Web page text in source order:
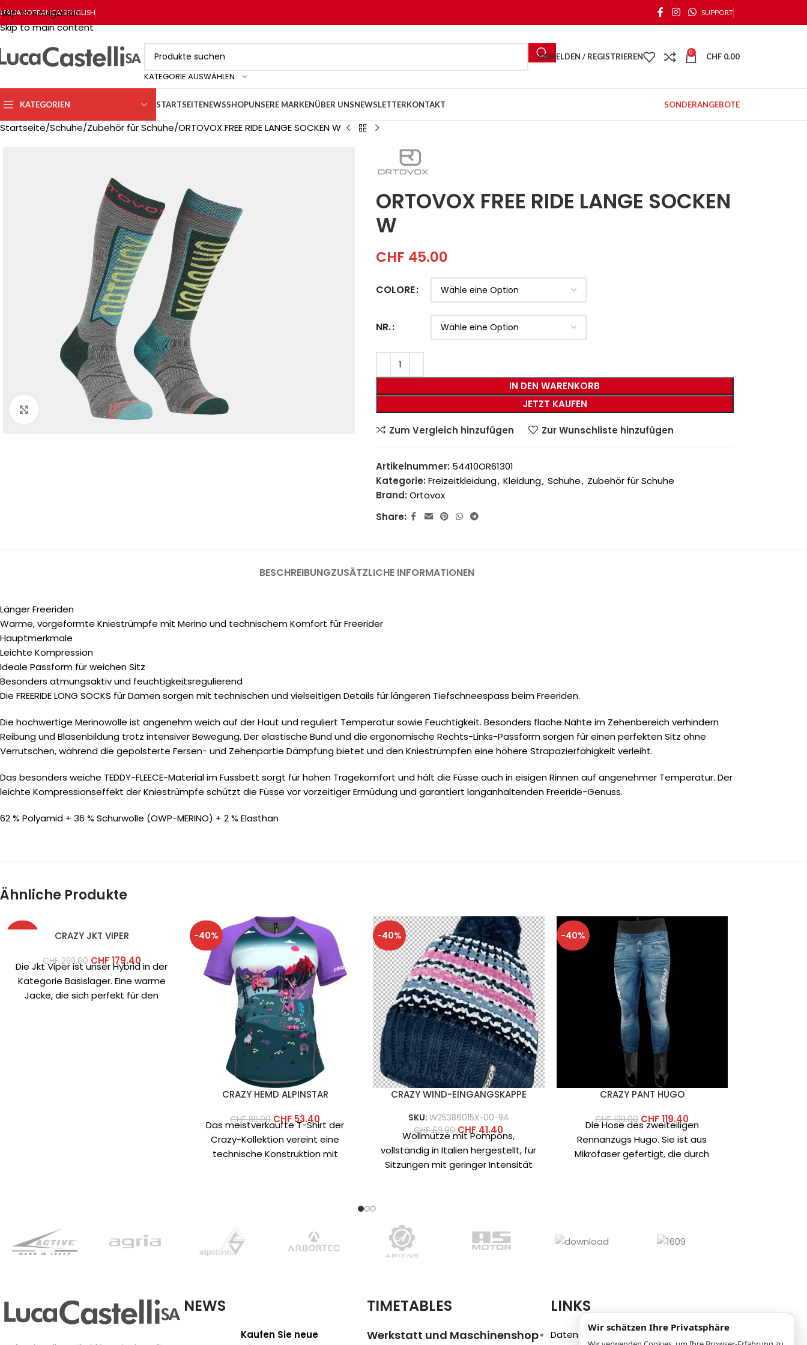
Skip to navigation
Skip to main content
ITALIANOFRANÇAISENGLISH SUPPORT
KATEGORIE AUSWÄHLEN
ANMELDEN / REGISTRIEREN 0 CHF 0.00
KATEGORIEN STARTSEITENEWSSHOPUNSERE MARKENÜBER UNSNEWSLETTERKONTAKT SONDERANGEBOTE
Startseite Schuhe Zubehör für Schuhe ORTOVOX FREE RIDE LANGE SOCKEN W
Click to enlarge
ORTOVOX FREE RIDE LANGE SOCKEN
W
CHF 45.00
COLORE
NR.
IN DEN WARENKORB
JETZT KAUFEN
Zum Vergleich hinzufügen Zur Wunschliste hinzufügen
Artikelnummer: 54410OR61301
Kategorie: Freizeitkleidung, Kleidung, Schuhe, Zubehör für Schuhe
Brand: Ortovox
Share:
BESCHREIBUNGZUSÄTZLICHE INFORMATIONEN
Länger Freeriden
Warme, vorgeformte Kniestrümpfe mit Merino und technischem Komfort für Freerider
Hauptmerkmale
Leichte Kompression
Ideale Passform für weichen Sitz
Besonders atmungsaktiv und feuchtigkeitsregulierend
Die FREERIDE LONG SOCKS für Damen sorgen mit technischen und vielseitigen Details für längeren Tiefschneespass beim Freeriden.
Die hochwertige Merinowolle ist angenehm weich auf der Haut und reguliert Temperatur sowie Feuchtigkeit. Besonders flache Nähte im Zehenbereich verhindern
Reibung und Blasenbildung trotz intensiver Bewegung. Der elastische Bund und die ergonomische Rechts-Links-Passform sorgen für einen perfekten Sitz ohne
Verrutschen, während die gepolsterte Fersen- und Zehenpartie Dämpfung bietet und den Kniestrümpfen eine höhere Strapazierfähigkeit verleiht.
Das besonders weiche TEDDY-FLEECE-Material im Fussbett sorgt für hohen Tragekomfort und hält die Füsse auch in eisigen Rinnen auf angenehmer Temperatur. Der
leichte Kompressionseffekt der Kniestrümpfe schützt die Füsse vor vorzeitiger Ermüdung und garantiert langanhaltenden Freeride-Genuss.
62 % Polyamid + 36 % Schurwolle (OWP-MERINO) + 2 % Elasthan
Ähnliche Produkte
CRAZY JKT VIPER
CHF299.00 CHF179.40
Die Jkt Viper ist unser Hybrid in der
Kategorie Basislager. Eine warme
Jacke, die sich perfekt für den
-40%
CRAZY HEMD ALPINSTAR
CHF89.00 CHF 53.40
Das meistverkaufte T-Shirt der
Crazy-Kollektion vereint eine
technische Konstruktion mit
-40%
CRAZY WIND-EINGANGSKAPPE
SKU: W25386015X-00-94
CHF69.00 CHF 41.40
Wollmütze mit Pompons,
vollständig in Italien hergestellt, für
Sitzungen mit geringer Intensität
-40%
CRAZY PANT HUGO
CHF199.00 CHF119.40
Die Hose des zweiteiligen
Rennanzugs Hugo. Sie ist aus
Mikrofaser gefertigt, die durch
NEWS
Kaufen Sie neue
TIMETABLES
Werkstatt und Maschinenshop
LINKS
Datenschutzbestimmungen
Wir schätzen Ihre Privatsphäre